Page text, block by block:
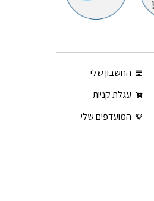
החשבון שלי
עגלת קניות
המועדפים שלי